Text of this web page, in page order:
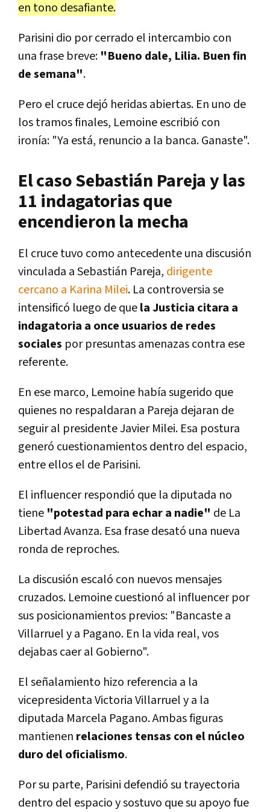
en tono desafiante.
Parisini dio por cerrado el intercambio con
una frase breve: "Bueno dale, Lilia. Buen fin
de semana".
Pero el cruce dejó heridas abiertas. En uno de
los tramos finales, Lemoine escribió con
ironía: "Ya está, renuncio a la banca. Ganaste".
El caso Sebastián Pareja y las
11 indagatorias que
encendieron la mecha
El cruce tuvo como antecedente una discusión
vinculada a Sebastián Pareja, dirigente
cercano a Karina Milei. La controversia se
intensificó luego de quela Justicia citara a
indagatoria a once usuarios de redes
sociales por presuntas amenazas contra ese
referente.
En ese marco, Lemoine había sugerido que
quienes no respaldaran a Pareja dejaran de
seguir al presidente Javier Milei. Esa postura
generó cuestionamientos dentro del espacio,
entre ellos el de Parisini.
El influencer respondió que la diputada no
tiene "potestad para echar a nadie" de La
Libertad Avanza. Esa frase desató una nueva
ronda de reproches.
La discusión escaló con nuevos mensajes
cruzados. Lemoine cuestionó al influencer por
sus posicionamientos previos: "Bancaste a
Villarruel y a Pagano. En la vida real, vos
dejabas caer al Gobierno".
El señalamiento hizo referencia a la
vicepresidenta Victoria Villarruel y a la
diputada Marcela Pagano. Ambas figuras
mantienen relaciones tensas con el núcleo
duro del oficialismo.
Por su parte, Parisini defendió su trayectoria
dentro del espacio y sostuvo que su apoyo fue